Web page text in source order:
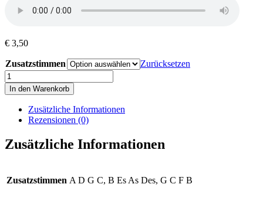
€ 3,50
Zusatzstimmen
Zurücksetzen
Halterbuam
Marsch
Menge
In den Warenkorb
Zusätzliche Informationen
Rezensionen (0)
Zusätzliche Informationen
Zusatzstimmen A D G C, B Es As Des, G C F B